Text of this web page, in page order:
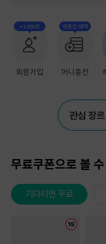
+1,000원
회원가입
첫충전 혜택
머니충전
관심 장
무료쿠폰으로 볼
기다리면 무료